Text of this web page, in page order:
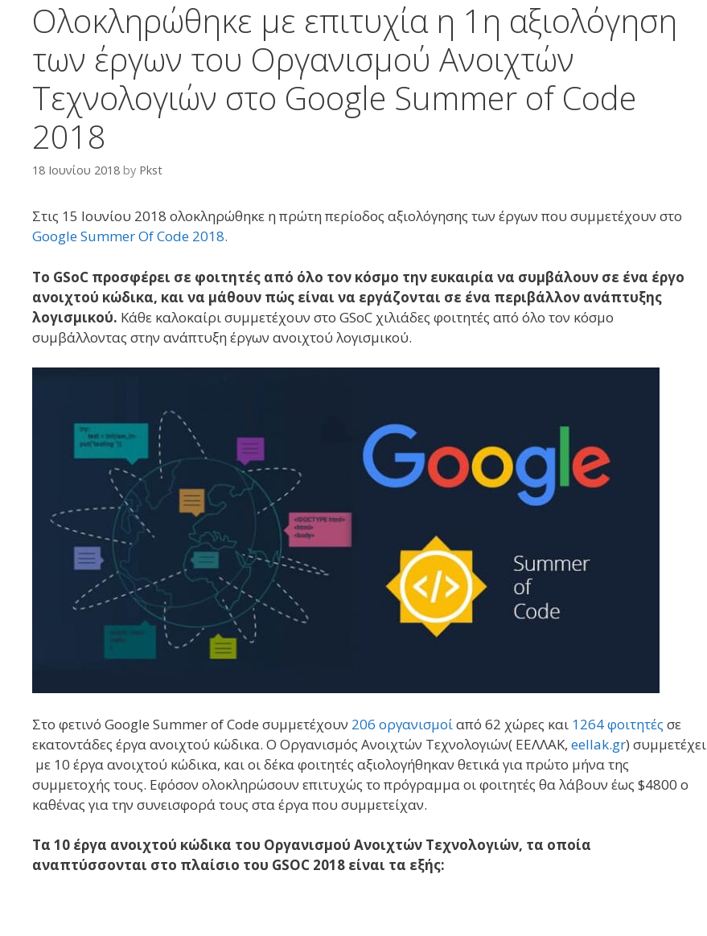
Ολοκληρώθηκε με επιτυχία η 1η αξιολόγηση
των έργων του Οργανισμού Ανοιχτών
Τεχνολογιών στο Google Summer of Code
2018
18 Ιουνίου 2018 by Pkst
Στις 15 Ιουνίου 2018 ολοκληρώθηκε η πρώτη περίοδος αξιολόγησης των έργων που συμμετέχουν στο
Google Summer Of Code 2018.
To GSoC προσφέρει σε φοιτητές από όλο τον κόσμο την ευκαιρία να συμβάλουν σε ένα έργο
ανοιχτού κώδικα, και να μάθουν πώς είναι να εργάζονται σε ένα περιβάλλον ανάπτυξης
λογισμικού. Κάθε καλοκαίρι συμμετέχουν στο GSoC χιλιάδες φοιτητές από όλο τον κόσμο
συμβάλλοντας στην ανάπτυξη έργων ανοιχτού λογισμικού.
Στο φετινό Google Summer of Code συμμετέχουν 206 οργανισμοίαπό 62 χώρες και 1264 φοιτητές σε
εκατοντάδες έργα ανοιχτού κώδικα. Ο Oργανισμός Ανοιχτών Τεχνολογιών( ΕΕΛΛΑΚ, eellak.gr) συμμετέχει
με 10 έργα ανοιχτού κώδικα, και οι δέκα φοιτητές αξιολογήθηκαν θετικά για πρώτο μήνα της
συμμετοχής τους. Εφόσον ολοκληρώσουν επιτυχώς το πρόγραμμα οι φοιτητές θα λάβουν έως $4800 ο
καθένας για την συνεισφορά τους στα έργα που συμμετείχαν.
Τα 10 έργα ανοιχτού κώδικα του Οργανισμού Ανοιχτών Τεχνολογιών, τα οποία
αναπτύσσονται στο πλαίσιο του GSOC 2018 είναι τα εξής: